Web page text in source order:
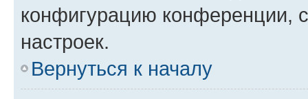
конфигурацию конференции,
настроек.
Вернуться к началу